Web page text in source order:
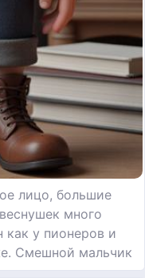
лицо, большие
много
как у пионеров и
Смешной мальчик